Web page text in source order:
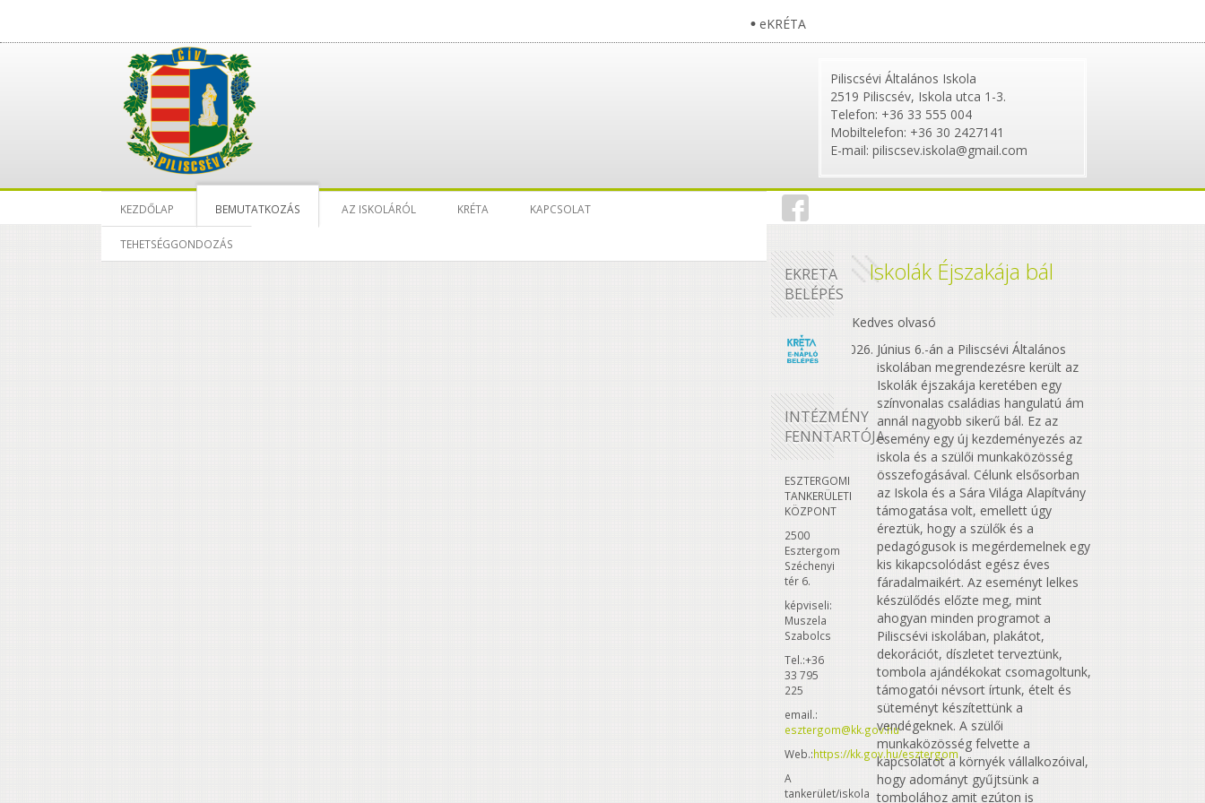
eKRÉTA
Piliscsévi Általános Iskola
2519 Piliscsév, Iskola utca 1-3.
Telefon: +36 33 555 004
Mobiltelefon: +36 30 2427141
E-mail: piliscsev.iskola@gmail.com
KEZDŐLAP BEMUTATKOZÁS AZ ISKOLÁRÓL KRÉTA KAPCSOLAT
TEHETSÉGGONDOZÁS
EKRETA
BELÉPÉS
INTÉZMÉNY
FENNTARTÓJA
ESZTERGOMI
TANKERÜLETI
KÖZPONT
2500
Esztergom
Széchenyi
tér 6.
képviseli:
Muszela
Szabolcs
Tel.:+36
33 795
225
email.:
esztergom@kk.gov.hu
Web.:https://kk.gov.hu/esztergom
A
tankerület/iskola
Iskolák Éjszakája bál
Kedves olvasó
Június 6.-án a Piliscsévi Általános
iskolában megrendezésre került az
Iskolák éjszakája keretében egy
színvonalas családias hangulatú ám
annál nagyobb sikerű bál. Ez az
esemény egy új kezdeményezés az
iskola és a szülői munkaközösség
összefogásával. Célunk elsősorban
az Iskola és a Sára Világa Alapítvány
támogatása volt, emellett úgy
éreztük, hogy a szülők és a
pedagógusok is megérdemelnek egy
kis kikapcsolódást egész éves
fáradalmaikért. Az eseményt lelkes
készülődés előzte meg, mint
ahogyan minden programot a
Piliscsévi iskolában, plakátot,
dekorációt, díszletet terveztünk,
tombola ajándékokat csomagoltunk,
támogatói névsort írtunk, ételt és
süteményt készítettünk a
vendégeknek. A szülői
munkaközösség felvette a
kapcsolatot a környék vállalkozóival,
hogy adományt gyűjtsünk a
tombolához amit ezúton is